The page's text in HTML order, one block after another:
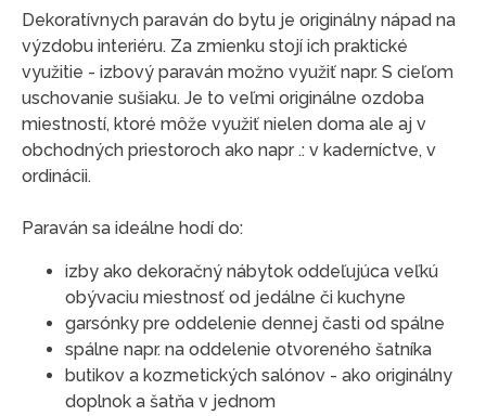
Dekoratívnych paraván do bytu je originálny nápad na
výzdobu interiéru. Za zmienku stojí ich praktické
využitie - izbový paraván možno využiť napr. S cieľom
uschovanie sušiaku. Je to veľmi originálne ozdoba
miestností, ktoré môže využiť nielen doma ale aj v
obchodných priestoroch ako napr .: v kaderníctve, v
ordinácii.
Paraván sa ideálne hodí do:
izby ako dekoračný nábytok oddeľujúca veľkú
obývaciu miestnosť od jedálne či kuchyne
garsónky pre oddelenie dennej časti od spálne
spálne napr. na oddelenie otvoreného šatníka
butikov a kozmetických salónov - ako originálny
doplnok a šatňa v jednom